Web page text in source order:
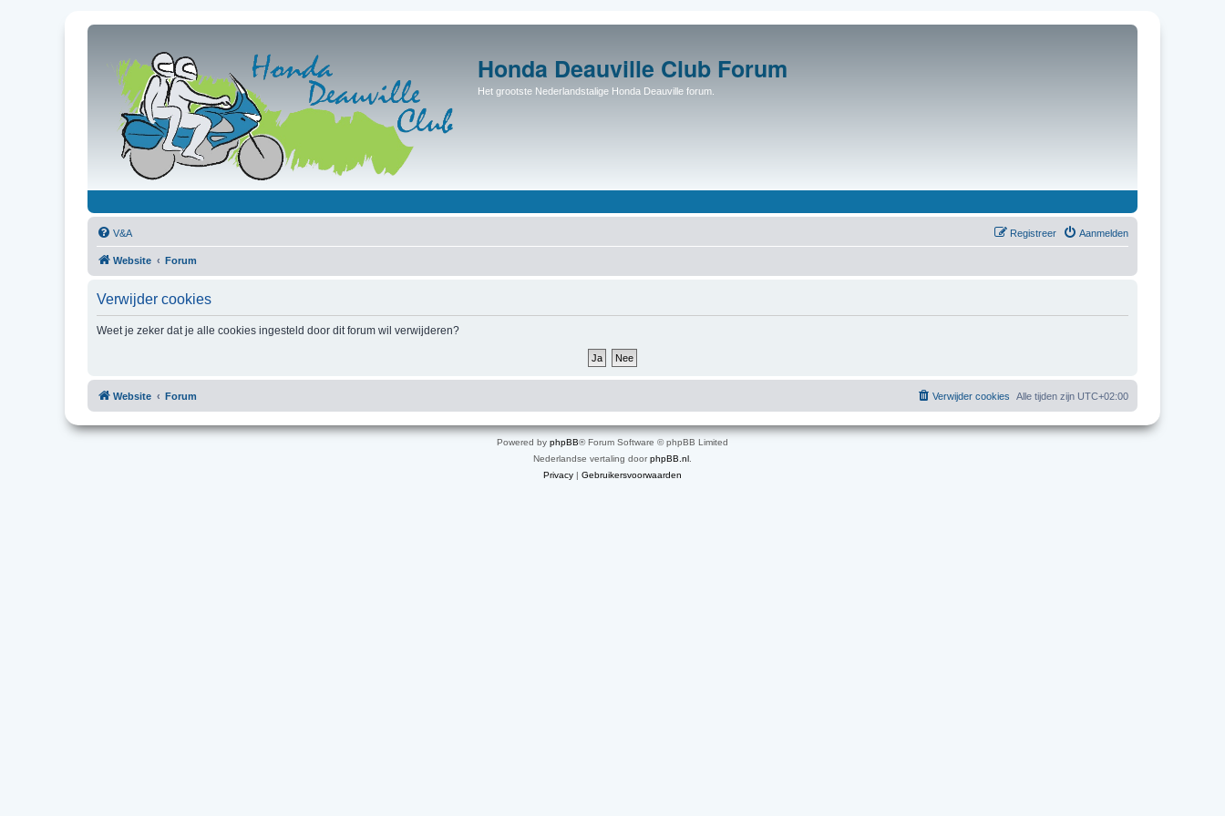
Honda Deauville Club Forum
Het grootste Nederlandstalige Honda Deauville forum.
V&A Aanmelden
Registreer
Website Forum
Verwijder cookies
Weet je zeker dat je alle cookies ingesteld door dit forum wil verwijderen?
Website Forum Alle tijden zijn UTC+02:00
Verwijder cookies
Powered by phpBB® Forum Software © phpBB Limited
Nederlandse vertaling doorphpBB.nl
Privacy | Gebruikersvoorwaarden